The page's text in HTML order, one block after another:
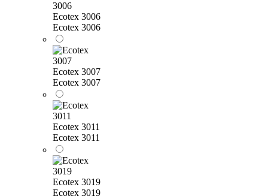
Ecotex 3006
Ecotex 3006
Ecotex 3007
Ecotex 3007
Ecotex 3011
Ecotex 3011
Ecotex 3019
Ecotex 3019